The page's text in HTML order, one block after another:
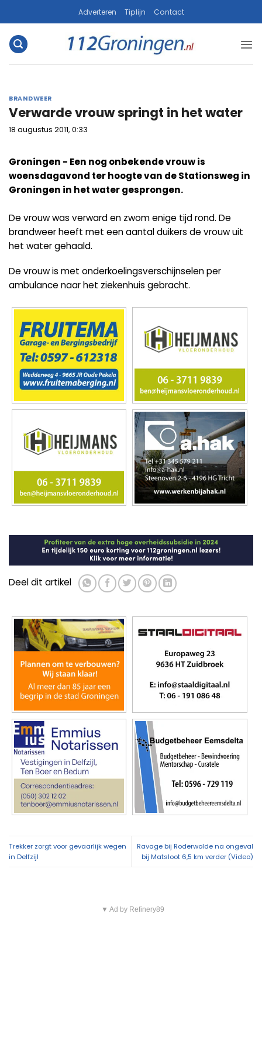
naar
inhoud
Adverteren Tiplijn Contact
BRANDWEER
Verwarde vrouw springt in het water
18 augustus 2011, 0:33
Groningen - Een nog onbekende vrouw is
woensdagavond ter hoogte van de Stationsweg in
Groningen in het water gesprongen.
De vrouw was verward en zwom enige tijd rond. De
brandweer heeft met een aantal duikers de vrouw uit
het water gehaald.
De vrouw is met onderkoelingsverschijnselen per
ambulance naar het ziekenhuis gebracht.
Deel dit artikel
Trekker zorgt voor gevaarlijk wegen
in Delfzijl
Ravage bij Roderwolde na ongeval
bij Matsloot 6,5 km verder (Video)
▼ Ad by Refinery89